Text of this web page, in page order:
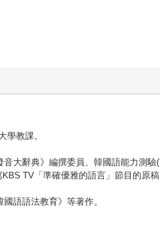
學教課。
大辭典》編撰委員、韓國語能力測驗
TV「準確優雅的語言」節目的原稿
語語法教育》等著作。